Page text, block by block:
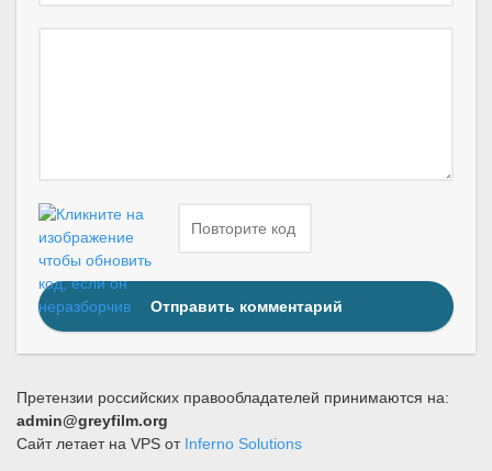
Отправить комментарий
Претензии российских правообладателей принимаются на:
admin@greyfilm.org
Сайт летает на VPS от Inferno Solutions